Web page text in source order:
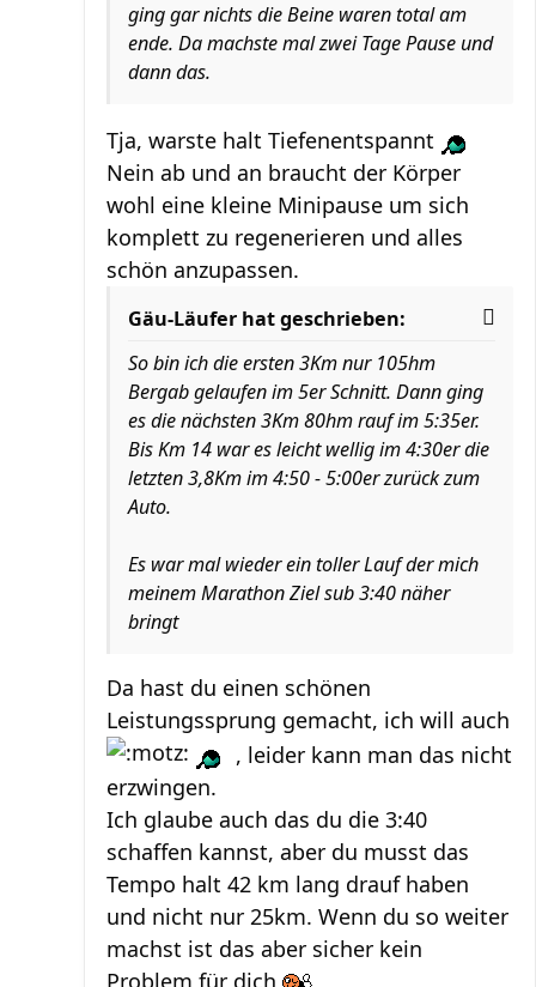
ging gar nichts die Beine waren total am
ende. Da machste mal zwei Tage Pause und
dann das.
Tja, warste halt Tiefenentspannt
Nein ab und an braucht der Körper
wohl eine kleine Minipause um sich
komplett zu regenerieren und alles
schön anzupassen.
Gäu-Läufer hat geschrieben:
So bin ich die ersten 3Km nur 105hm
Bergab gelaufen im 5er Schnitt. Dann ging
es die nächsten 3Km 80hm rauf im 5:35er.
Bis Km 14 war es leicht wellig im 4:30er die
letzten 3,8Km im 4:50 - 5:00er zurück zum
Auto.
Es war mal wieder ein toller Lauf der mich
meinem Marathon Ziel sub 3:40 näher
bringt
Da hast du einen schönen
Leistungssprung gemacht, ich will auch
, leider kann man das nicht
erzwingen.
Ich glaube auch das du die 3:40
schaffen kannst, aber du musst das
Tempo halt 42 km lang drauf haben
und nicht nur 25km. Wenn du so weiter
machst ist das aber sicher kein
Problem für dich